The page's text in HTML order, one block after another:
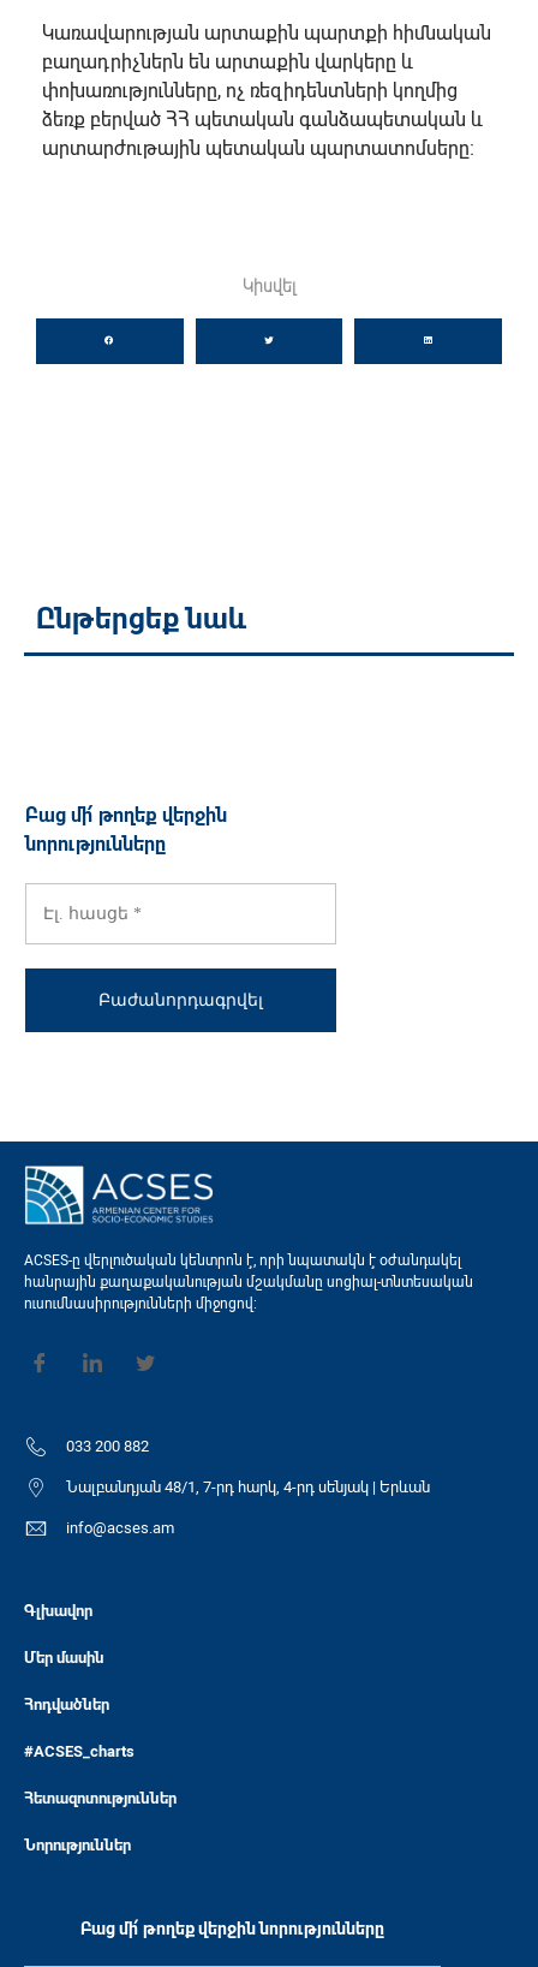
Կառավարության արտաքին պարտքի հիմնական
բաղադրիչներն են արտաքին վարկերը և
փոխառությունները, ոչ ռեզիդենտների կողմից
ձեռք բերված ՀՀ պետական գանձապետական և
արտարժութային պետական պարտատոմսերը։
Կիսվել
Ընթերցեք նաև
Բաց մի՛ թողեք վերջին
նորությունները
ACSES-ը վերլուծական կենտրոն է, որի նպատակն է օժանդակել
հանրային քաղաքականության մշակմանը սոցիալ-տնտեսական
ուսումնասիրությունների միջոցով։
033 200 882
Նալբանդյան 48/1, 7-րդ հարկ, 4-րդ սենյակ | Երևան
info@acses.am
Գլխավոր
Մեր մասին
Հոդվածներ
#ACSES_charts
Հետազոտություններ
Նորություններ
Բաց մի՛ թողեք վերջին նորությունները